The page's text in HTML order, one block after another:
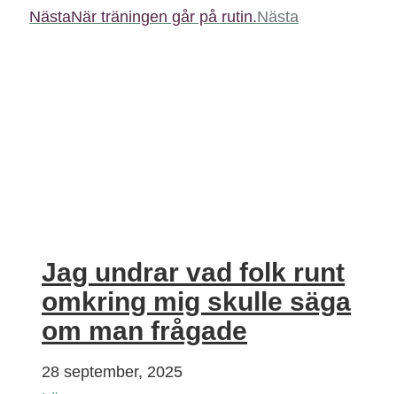
NästaNär träningen går på rutin.Nästa
Jag undrar vad folk runt
omkring mig skulle säga
om man frågade
28 september, 2025